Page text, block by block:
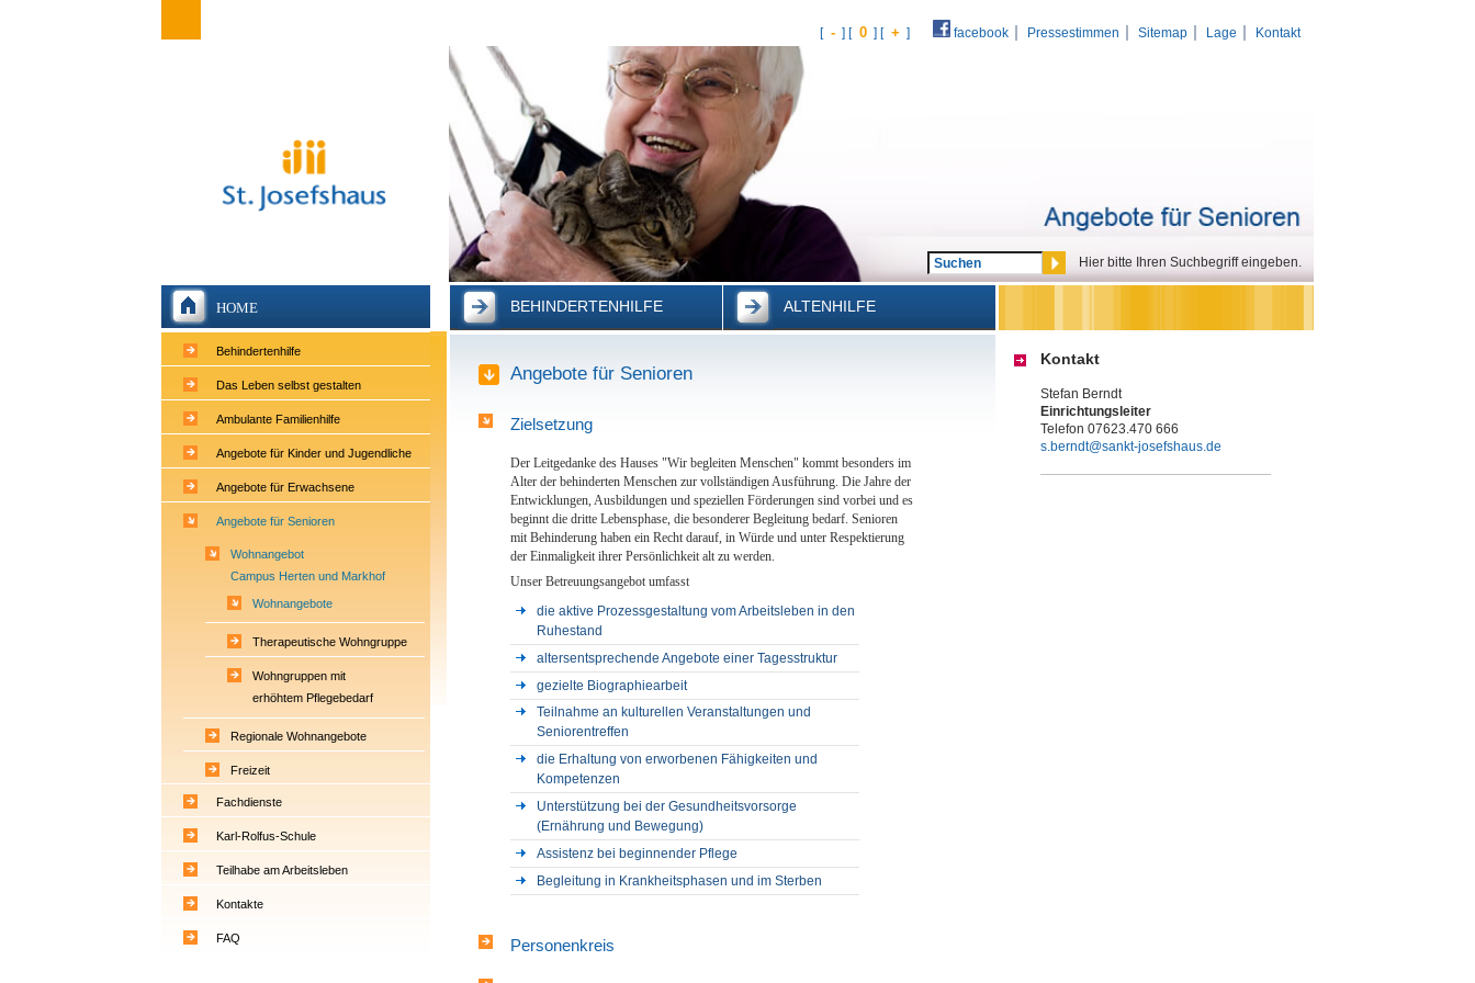
[ - ] [ 0 ] [ + ] facebook Pressestimmen Sitemap Lage Kontakt
Hier bitte Ihren Suchbegriff eingeben.
HOME
Behindertenhilfe
Das Leben selbst gestalten
Ambulante Familienhilfe
Angebote für Kinder und Jugendliche
Angebote für Erwachsene
Angebote für Senioren
Fachdienste
Karl-Rolfus-Schule
Teilhabe am Arbeitsleben
Kontakte
FAQ
Wohnangebot
Campus Herten und Markhof
Regionale Wohnangebote
Freizeit
Wohnangebote
Therapeutische Wohngruppe
Wohngruppen mit
erhöhtem Pflegebedarf
BEHINDERTENHILFE ALTENHILFE
Angebote für Senioren
Zielsetzung
Der Leitgedanke des Hauses "Wir begleiten Menschen" kommt besonders im
Alter der behinderten Menschen zur vollständigen Ausführung. Die Jahre der
Entwicklungen, Ausbildungen und speziellen Förderungen sind vorbei und es
beginnt die dritte Lebensphase, die besonderer Begleitung bedarf. Senioren
mit Behinderung haben ein Recht darauf, in Würde und unter Respektierung
der Einmaligkeit ihrer Persönlichkeit alt zu werden.
Unser Betreuungsangebot umfasst
die aktive Prozessgestaltung vom Arbeitsleben in den
Ruhestand
altersentsprechende Angebote einer Tagesstruktur
gezielte Biographiearbeit
Teilnahme an kulturellen Veranstaltungen und
Seniorentreffen
die Erhaltung von erworbenen Fähigkeiten und
Kompetenzen
Unterstützung bei der Gesundheitsvorsorge
(Ernährung und Bewegung)
Assistenz bei beginnender Pflege
Begleitung in Krankheitsphasen und im Sterben
Personenkreis
Kontakt
Stefan Berndt
Einrichtungsleiter
Telefon 07623.470 666
s.berndt@sankt-josefshaus.de